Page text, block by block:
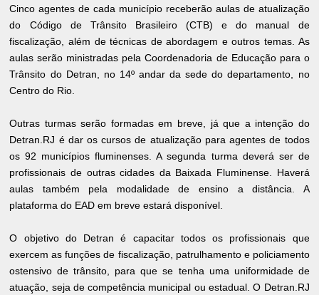
Cinco agentes de cada município receberão aulas de atualização
do Código de Trânsito Brasileiro (CTB) e do manual de
fiscalização, além de técnicas de abordagem e outros temas. As
aulas serão ministradas pela Coordenadoria de Educação para o
Trânsito do Detran, no 14º andar da sede do departamento, no
Centro do Rio.
Outras turmas serão formadas em breve, já que a intenção do
Detran.RJ é dar os cursos de atualização para agentes de todos
os 92 municípios fluminenses. A segunda turma deverá ser de
profissionais de outras cidades da Baixada Fluminense. Haverá
aulas também pela modalidade de ensino a distância. A
plataforma do EAD em breve estará disponível.
O objetivo do Detran é capacitar todos os profissionais que
exercem as funções de fiscalização, patrulhamento e policiamento
ostensivo de trânsito, para que se tenha uma uniformidade de
atuação, seja de competência municipal ou estadual. O Detran.RJ